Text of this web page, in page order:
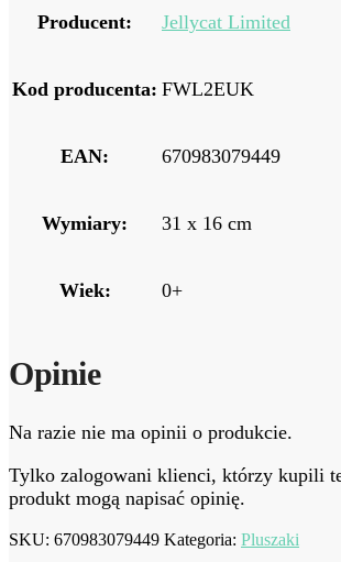
Producent: Jellycat Limited
Kod producenta: FWL2EUK
EAN: 670983079449
Wymiary: 31 x 16 cm
Wiek: 0+
Opinie
Na razie nie ma opinii o produkcie.
Tylko zalogowani klienci, którzy kupili
produkt mogą napisać opinię.
SKU: 670983079449 Kategoria: Pluszaki